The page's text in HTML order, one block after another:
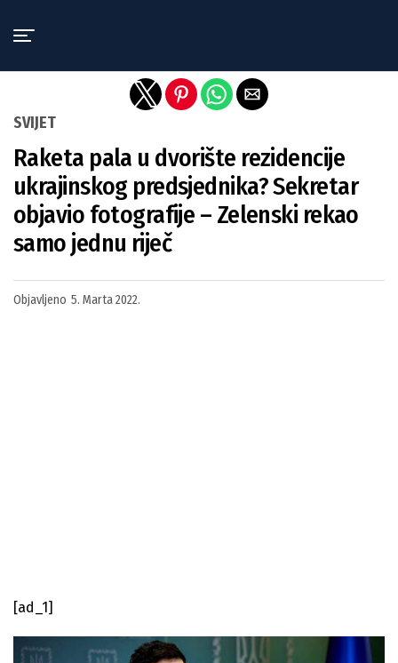
SVIJET
Raketa pala u dvorište rezidencije
ukrajinskog predsjednika? Sekretar
objavio fotografije – Zelenski rekao
samo jednu riječ
Objavljeno 5. Marta 2022.
[ad_1]